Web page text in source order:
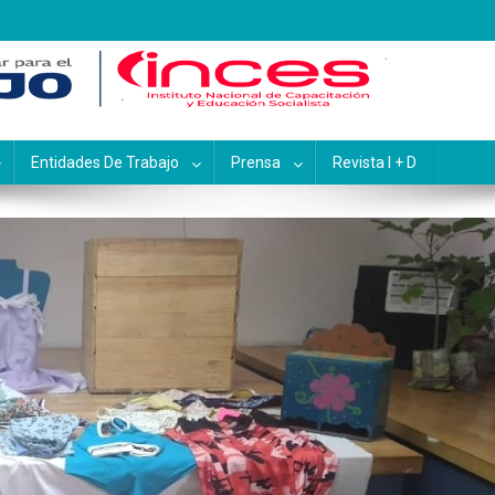
y Educación
Entidades De Trabajo Prensa Revista I + D